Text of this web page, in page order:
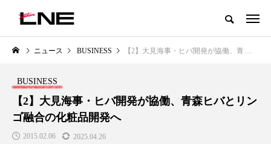
グローバルビューティ＆ヘルスケアビジネス誌
LIFESTYLE BUSINESS
ニュース BUSINESS 【2】大見海事・ヒバ開発が協働、青森ヒバとリンゴ融合の化粧品開発へ
BUSINESS
【2】大見海事・ヒバ開発が協働、青森ヒバとリン
ゴ融合の化粧品開発へ
2015.02.06 2025.04.26